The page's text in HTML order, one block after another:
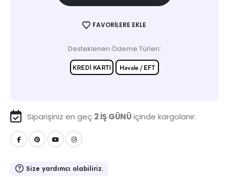
FAVORILERE EKLE
Desteklenen Ödeme Türleri:
Siparişiniz en geç 2 İŞ GÜNÜiçinde kargolanır.
Size yardımcı olabiliriz.